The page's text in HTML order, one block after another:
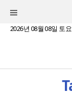
2026년 08월 08일 토